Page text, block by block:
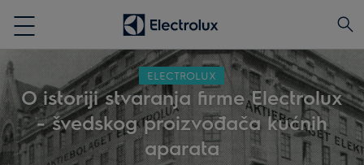
ELECTROLUX
O istoriji stvaranja firme Electrolux
- švedskog proizvođača kućnih
aparata